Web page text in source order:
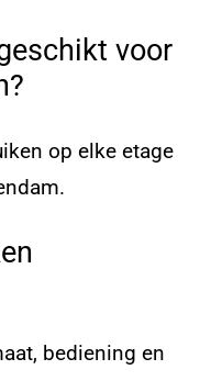
voor
op elke etage
bediening en